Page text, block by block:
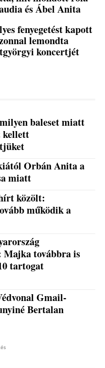
és Ábel Anita
fenyegetést kapott
lemondta
koncertjét
baleset miatt
kellett
Orbán Anita a
miatt
közölt:
működik a
Majka továbbra is
tartogat
Gmail-
Bertalan